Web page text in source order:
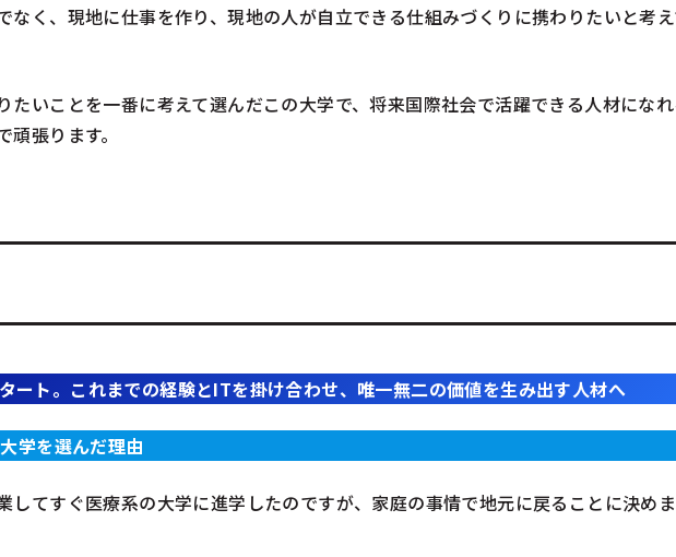
なく、現地に仕事を作り、現地の人が自立できる仕組みづくりに携わりたいと考
たいことを一番に考えて選んだこの大学で、将来国際社会で活躍できる人材になれ
頑張ります。
ート。これまでの経験とITを掛け合わせ、唯一無二の価値を生み出す人材へ
学を選んだ理由
してすぐ医療系の大学に進学したのですが、家庭の事情で地元に戻ることに決め